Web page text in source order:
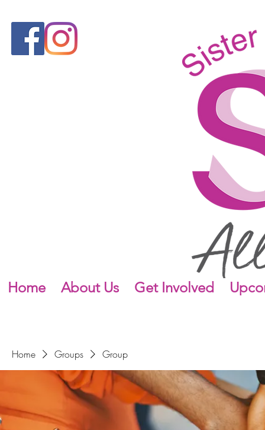
Home About Us Get Involved
Home Groups Group